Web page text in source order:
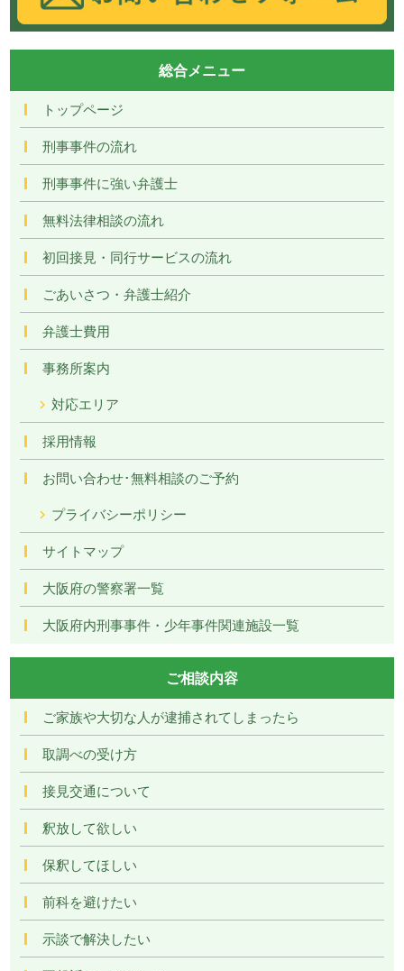
総合メニュー
トップページ
刑事事件の流れ
刑事事件に強い弁護士
無料法律相談の流れ
初回接見・同行サービスの流れ
ごあいさつ・弁護士紹介
弁護士費用
事務所案内
対応エリア
採用情報
お問い合わせ･無料相談のご予約
プライバシーポリシー
サイトマップ
大阪府の警察署一覧
大阪府内刑事事件・少年事件関連施設一覧
ご相談内容
ご家族や大切な人が逮捕されてしまったら
取調べの受け方
接見交通について
釈放して欲しい
保釈してほしい
前科を避けたい
示談で解決したい